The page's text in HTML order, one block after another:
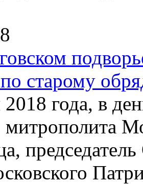
старому
года, в